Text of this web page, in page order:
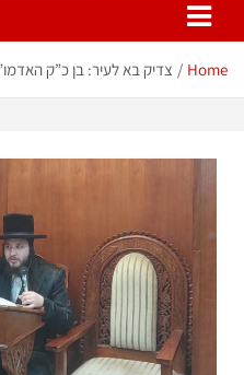
Home צדיק בא לעיר: בן כ”ק